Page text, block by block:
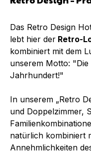
Das Retro Design
lebt hier der Retro-
kombiniert mit dem
unserem Motto: "Die
Jahrhundert!"
In unserem „Retro
und Doppelzimmer,
natürlich kombiniert
Annehmlichkeiten